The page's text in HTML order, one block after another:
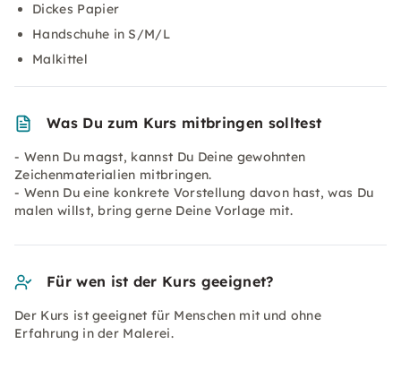
Dickes Papier
Handschuhe in S/M/L
Malkittel
Was Du zum Kurs mitbringen solltest
- Wenn Du magst, kannst Du Deine gewohnten
Zeichenmaterialien mitbringen.
- Wenn Du eine konkrete Vorstellung davon hast, was Du
malen willst, bring gerne Deine Vorlage mit.
Für wen ist der Kurs geeignet?
Der Kurs ist geeignet für Menschen mit und ohne
Erfahrung in der Malerei.